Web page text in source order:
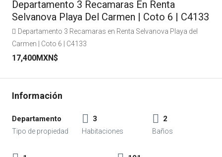
Departamento 3 Recamaras En Renta
Selvanova Playa Del Carmen | Coto 6 | C4133
Departamento 3 Recamaras en Renta Selvanova Playa del
Carmen | Coto 6 | C4133
17,400MXN$
Departamento 3 2